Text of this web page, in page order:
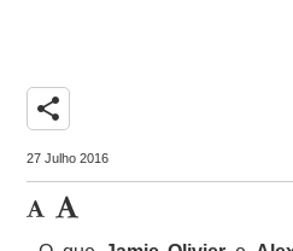
share
27 Julho 2016